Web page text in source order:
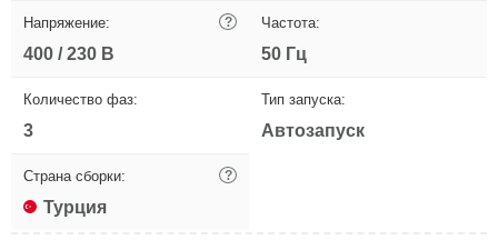
Напряжение: ?
400 / 230 В
Частота:
50 Гц
Количество фаз:
3
Тип запуска:
Автозапуск
Страна сборки: ?
Турция